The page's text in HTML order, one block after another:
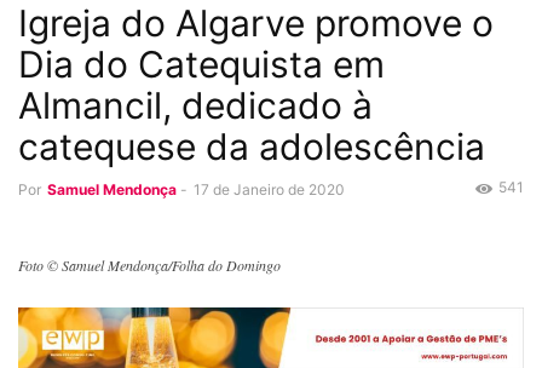
Igreja do Algarve promove o
Dia do Catequista em
Almancil, dedicado à
catequese da adolescência
Por Samuel Mendonça - 17 de Janeiro de 2020 541
Foto © Samuel Mendonça/Folha do Domingo